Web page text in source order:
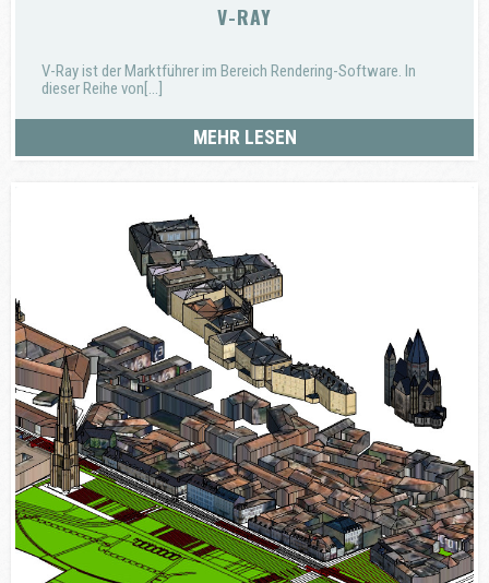
V-RAY
V-Ray ist der Marktführer im Bereich Rendering-Software. In
dieser Reihe von[...]
MEHR LESEN